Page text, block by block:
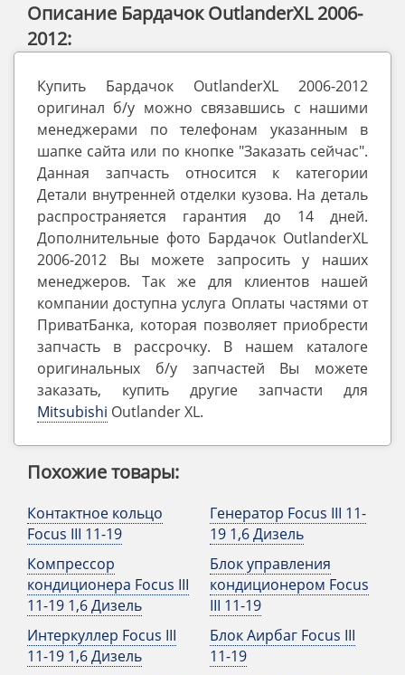
Описание Бардачок OutlanderXL 2006-
2012:
Купить Бардачок OutlanderXL 2006-2012
оригинал б/у можно связавшись с нашими
менеджерами по телефонам указанным в
шапке сайта или по кнопке "Заказать сейчас".
Данная запчасть относится к категории
Детали внутренней отделки кузова. На деталь
распространяется гарантия до 14 дней.
Дополнительные фото Бардачок OutlanderXL
2006-2012 Вы можете запросить у наших
менеджеров. Так же для клиентов нашей
компании доступна услуга Оплаты частями от
ПриватБанка, которая позволяет приобрести
запчасть в рассрочку. В нашем каталоге
оригинальных б/у запчастей Вы можете
заказать, купить другие запчасти для
Mitsubishi Outlander ‎XL.
Похожие товары:
Контактное кольцо
Focus III 11-19
Компрессор
кондиционера Focus III
11-19 1,6 Дизель
Интеркуллер Focus III
11-19 1,6 Дизель
Генератор Focus III 11-
19 1,6 Дизель
Блок управления
кондиционером Focus
III 11-19
Блок Аирбаг Focus III
11-19